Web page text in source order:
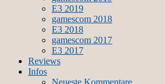
E3 2019
gamescom 2018
E3 2018
gamescom 2017
E3 2017
Reviews
Infos
Neueste Kommentare